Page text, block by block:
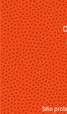
Sitio